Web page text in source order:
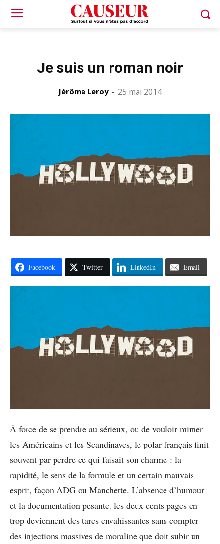
Je suis un roman noir
Jérôme Leroy - 25 mai 2014
Facebook Twitter LinkedIn Email
À force de se prendre au sérieux, ou de vouloir mimer
les Américains et les Scandinaves, le polar français finit
souvent par perdre ce qui faisait son charme : la
rapidité, le sens de la formule et un certain mauvais
esprit, façon ADG ou Manchette. L’absence d’humour
et la documentation pesante, les deux cents pages en
trop deviennent des tares envahissantes sans compter
des injections massives de moraline que doit subir un